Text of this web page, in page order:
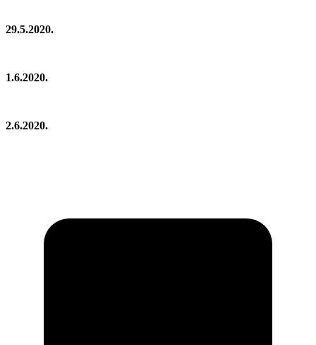
29.5.2020.
1.6.2020.
2.6.2020.